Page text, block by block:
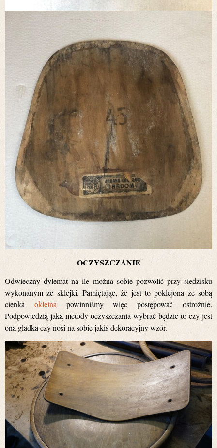
OCZYSZCZANIE
Odwieczny dylemat na ile można sobie pozwolić przy siedzisku
wykonanym ze sklejki. Pamiętając, że jest to poklejona ze sobą
cienka okleina powinniśmy więc postępować ostrożnie.
Podpowiedzią jaką metody oczyszczania wybrać będzie to czy jest
ona gładka czy nosi na sobie jakiś dekoracyjny wzór.